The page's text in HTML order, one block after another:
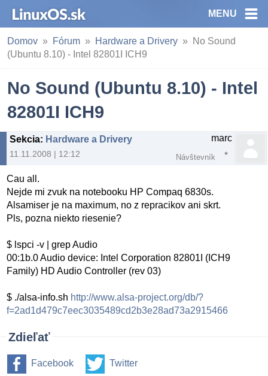
MENU
Domov Fórum Hardware a Drivery
No Sound
(Ubuntu 8.10) - Intel 82801I ICH9
No Sound (Ubuntu 8.10) - Intel
82801I ICH9
Sekcia: Hardware a Drivery
11.11.2008 | 12:12
marc
Návštevník
Cau all.
Nejde mi zvuk na notebooku HP Compaq 6830s.
Alsamiser je na maximum, no z repracikov ani skrt.
Pls, pozna niekto riesenie?
$ lspci -v | grep Audio
00:1b.0 Audio device: Intel Corporation 82801I (ICH9
Family) HD Audio Controller (rev 03)
$ ./alsa-info.sh http://www.alsa-project.org/db/?
f=2ad1d479c7eec3035489cd2b3e28ad73a2915466
Zdieľať
Facebook Twitter